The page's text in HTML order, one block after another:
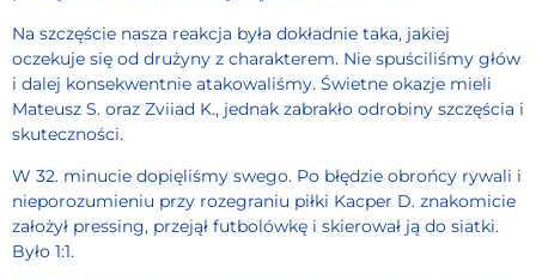
Na szczęście nasza reakcja była dokładnie taka, jakiej
oczekuje się od drużyny z charakterem. Nie spuściliśmy głów
i dalej konsekwentnie atakowaliśmy. Świetne okazje mieli
Mateusz S. oraz Zviiad K., jednak zabrakło odrobiny szczęścia i
skuteczności.
W 32. minucie dopięliśmy swego. Po błędzie obrońcy rywali i
nieporozumieniu przy rozegraniu piłki Kacper D. znakomicie
założył pressing, przejął futbolówkę i skierował ją do siatki.
Było 1:1.